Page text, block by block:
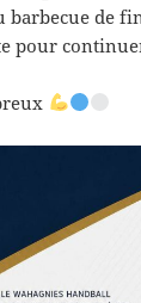
barbecue de
pour